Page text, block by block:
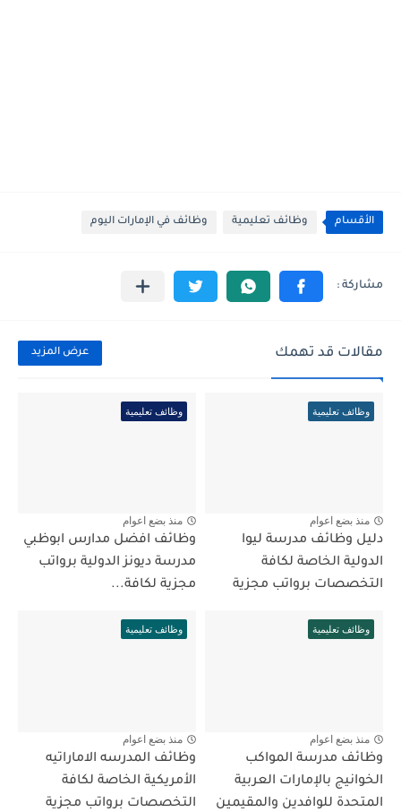
الأقسام وظائف تعليمية وظائف في الإمارات اليوم
مقالات قد تهمك عرض المزيد
وظائف تعليمية
منذ بضع اعوام
دليل وظائف مدرسة ليوا
الدولية الخاصة لكافة
التخصصات برواتب مجزية
وظائف تعليمية
منذ بضع اعوام
وظائف افضل مدارس ابوظبي
مدرسة ديونز الدولية برواتب
مجزية لكافة...
وظائف تعليمية
منذ بضع اعوام
وظائف مدرسة المواكب
الخوانيج بالإمارات العربية
المتحدة للوافدين والمقيمين
وظائف تعليمية
منذ بضع اعوام
وظائف المدرسه الاماراتيه
الأمريكية الخاصة لكافة
التخصصات برواتب مجزية